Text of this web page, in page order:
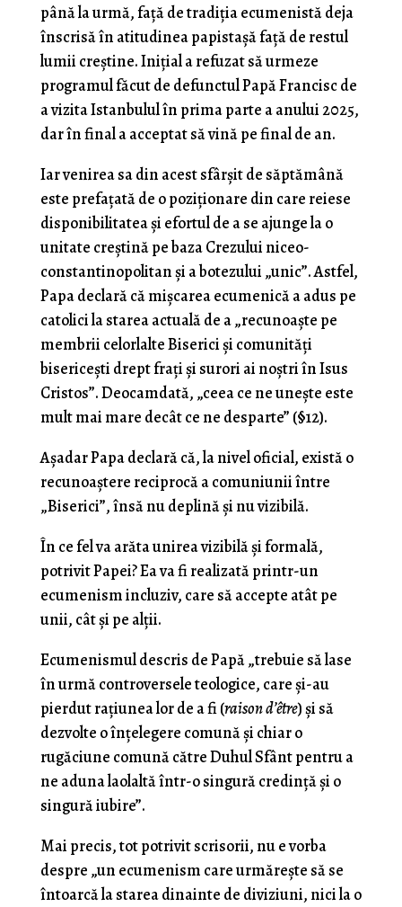
până la urmă, față de tradiția ecumenistă deja
înscrisă în atitudinea papistașă față de restul
lumii creștine. Inițial a refuzat să urmeze
programul făcut de defunctul Papă Francisc de
a vizita Istanbulul în prima parte a anului 2025,
dar în final a acceptat să vină pe final de an.
Iar venirea sa din acest sfârșit de săptămână
este prefațată de o poziționare din care reiese
disponibilitatea și efortul de a se ajunge la o
unitate creștină pe baza Crezului niceo-
constantinopolitan și a botezului „unic”. Astfel,
Papa declară că mișcarea ecumenică a adus pe
catolici la starea actuală de a „recunoaște pe
membrii celorlalte Biserici și comunități
bisericești drept frați și surori ai noștri în Isus
Cristos”. Deocamdată, „ceea ce ne unește este
mult mai mare decât ce ne desparte” (§12).
Așadar Papa declară că, la nivel oficial, există o
recunoaștere reciprocă a comuniunii între
„Biserici”, însă nu deplină și nu vizibilă.
În ce fel va arăta unirea vizibilă și formală,
potrivit Papei? Ea va fi realizată printr-un
ecumenism incluziv, care să accepte atât pe
unii, cât și pe alții.
Ecumenismul descris de Papă „trebuie să lase
în urmă controversele teologice, care și-au
pierdut rațiunea lor de a fi (raison d’être) și să
dezvolte o înțelegere comună și chiar o
rugăciune comună către Duhul Sfânt pentru a
ne aduna laolaltă într-o singură credință și o
singură iubire”.
Mai precis, tot potrivit scrisorii, nu e vorba
despre „un ecumenism care urmărește să se
întoarcă la starea dinainte de diviziuni, nici la o